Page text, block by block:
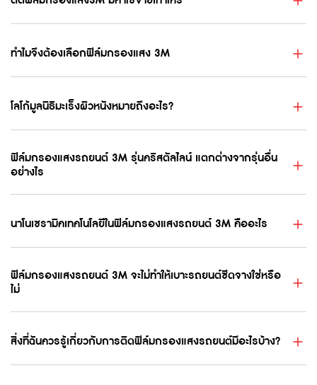
ทำไมจึงต้องเลือกฟิล์มกรองแสง 3M
โลโก้มูลนิธิมะเร็งผิวหนังหมายถึงอะไร?
ฟิล์มกรองแสงรถยนต์ 3M รุ่นคริสตัลไลน์ แตกต่างจากรุ่นอื่น
อย่างไร
นาโนเซรามิคเทคโนโลยีในฟิล์มกรองแสงรถยนต์ 3M คืออะไร
ฟิล์มกรองแสงรถยนต์ 3M จะไม่ทำให้เบาะรถยนต์ซีดจางใช่หรือ
ไม่
สิ่งที่ฉันควรรู้เกี่ยวกับการติดฟิล์มกรองแสงรถยนต์มีอะไรบ้าง?